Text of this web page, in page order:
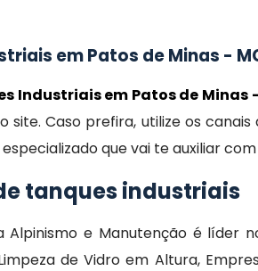
em Patos de Minas -
Industriais em Patos de Minas
Caso prefira, utilize os
que vai te auxiliar
tanques industriais
e Manutenção é líder
de Vidro em Altura,